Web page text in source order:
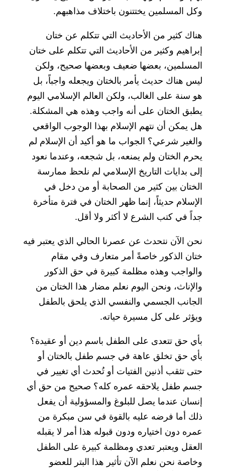
وكل المسلمين يختتنون باختلاف مذاهبهم.
هناك كثير من الأحاديث التي تتكلم عن ختان
إبراهيم وكثير من الأحاديث التي تتكلم على ختان
المسلمين، بعضها ضعيف وبعضها صحيح، ولكن
ليس هناك حديث يأمر بالختان ويجعله واجباً، بل
هو سنة على الغالب، ولكن العالم الإسلامي اليوم
يطبق الختان على أنه واجب وهذه هي المشكلة.
هل يمكن أن نتهم الإسلام بهذا الوجوب الواقعي
والغير شرعي؟ الجواب ما هو أكيد أن الإسلام لم
يحرم الختان ولم يمنعه، بل شجعه، وعندما نعود
إلى بدايات التاريخ الإسلامي لم نلحظ ممارسة
الختان بين كثير من الصحابة أو من دخل في
الإسلام حديثاً، إنما ظهر الختان في فترة متأخرة
جداً في كتب الشرع لا أكثر ولا أقل.
نحن الآن نتحدث عن عصرنا الحالي الذي يعتبر فيه
ختان الذكور خاصةً أمر متعارف وفي مقام
والواجب وهذه مظلمة كبيرة في حق الذكور
والإناث، ونحن اليوم نعلم مضار هذا الختان من
الجانب الجسمي والنفسي الذي يلحق بالطفل
ويؤثر على كل مسيرة حياته.
بأي حق تتعدى على الطفل باسم دين أو عقيدة؟
بأي حق تخلق عاهة في جسم طفل بالختان أو
حتى تثقب أذنين الفتيات أو تُحدث أي تغيير في
جسم طفل يلاحقه عمره كله؟ صحيح من حق أي
إنسان عندما يصل للبلوغ والمسؤولية أن يفعل
ذلك أما فرضه عليه بالقوة في سن مبكرة من
عمره دون اختياره ودون قبوله هذا أمر لا يقبله
العقل ويعتبر تعدي ومظلمة كبيرة على الطفل
وخاصة نحن نعلم الآن تأثير هذا البتر للعضو